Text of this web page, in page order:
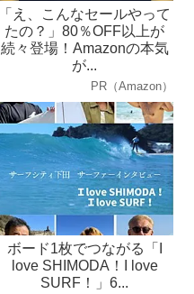
「え、こんなセールやって
たの？」80％OFF以上が
続々登場！Amazonの本気
が...
PR（Amazon）
ボード1枚でつながる「I
love SHIMODA！I love
SURF！」6...